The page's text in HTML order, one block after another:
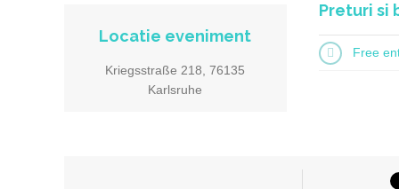
Locatie eveniment
Kriegsstraße 218, 76135
Karlsruhe
Preturi si
Free